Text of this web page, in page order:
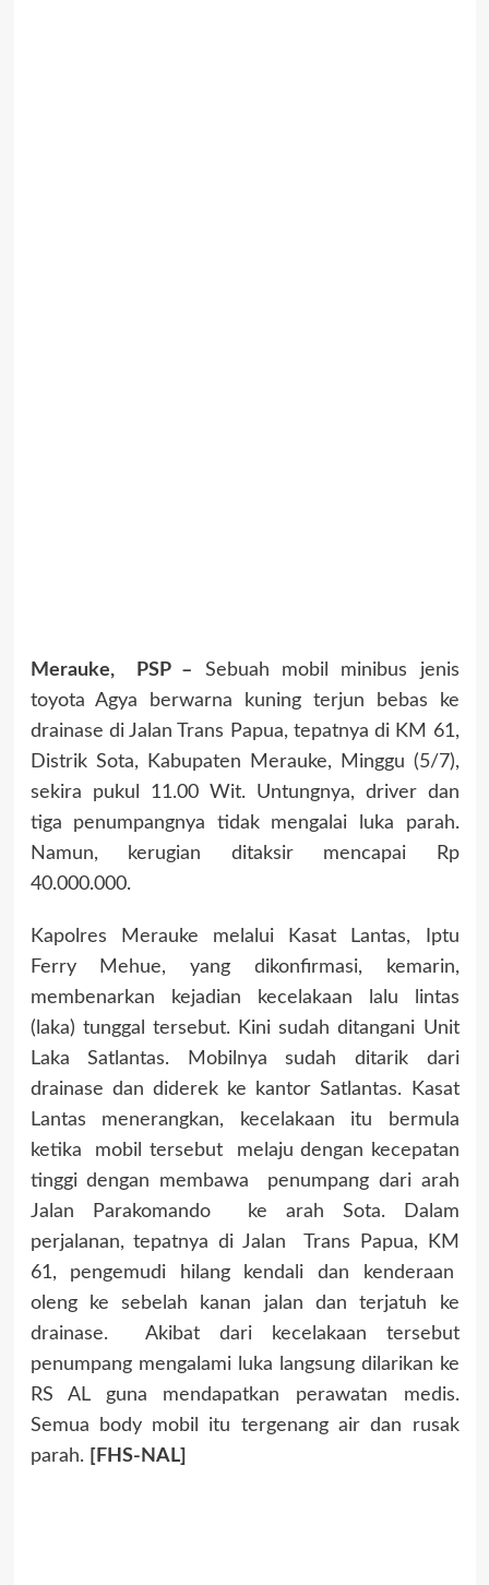
Merauke, PSP – Sebuah mobil minibus jenis
toyota Agya berwarna kuning terjun bebas ke
drainase di Jalan Trans Papua, tepatnya di KM 61,
Distrik Sota, Kabupaten Merauke, Minggu (5/7),
sekira pukul 11.00 Wit. Untungnya, driver dan
tiga penumpangnya tidak mengalai luka parah.
Namun, kerugian ditaksir mencapai Rp
40.000.000.
Kapolres Merauke melalui Kasat Lantas, Iptu
Ferry Mehue, yang dikonfirmasi, kemarin,
membenarkan kejadian kecelakaan lalu lintas
(laka) tunggal tersebut. Kini sudah ditangani Unit
Laka Satlantas. Mobilnya sudah ditarik dari
drainase dan diderek ke kantor Satlantas. Kasat
Lantas menerangkan, kecelakaan itu bermula
ketika mobil tersebut melaju dengan kecepatan
tinggi dengan membawa penumpang dari arah
Jalan Parakomando ke arah Sota. Dalam
perjalanan, tepatnya di Jalan Trans Papua, KM
61, pengemudi hilang kendali dan kenderaan
oleng ke sebelah kanan jalan dan terjatuh ke
drainase. Akibat dari kecelakaan tersebut
penumpang mengalami luka langsung dilarikan ke
RS AL guna mendapatkan perawatan medis.
Semua body mobil itu tergenang air dan rusak
parah. [FHS-NAL]